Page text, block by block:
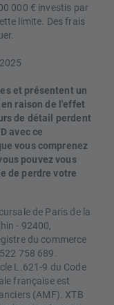
000 € investis par
limite. Des frais
et présentent un
raison de l'effet
de détail perdent
avec ce
vous comprenez
pouvez vous
de perdre votre
de Paris de la
- 92400,
du commerce
758 689.
L.621-9 du Code
française est
(AMF). XTB